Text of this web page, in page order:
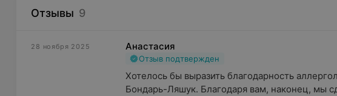
Отзывы 9
28 ноября 2025 Анастасия
Отзыв подтвержден
Хотелось бы выразить благодарность
Бондарь-Ляшук. Благодаря вам, наконец, мы